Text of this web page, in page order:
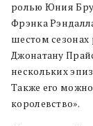
ролью Юния
Фрэнка
шестом сезонах
Джонатану
нескольких
Также его
королевство».